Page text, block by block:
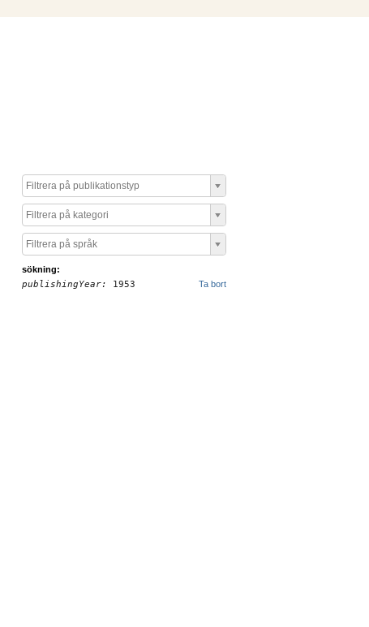
Filtrera på publikationstyp
Filtrera på kategori
Filtrera på språk
sökning:
Ta bort
publishingYear: 1953